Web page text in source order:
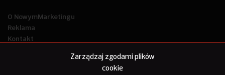
Zarządzaj zgodami plików
cookie
O NowymMarketingu
Reklama
Kontakt